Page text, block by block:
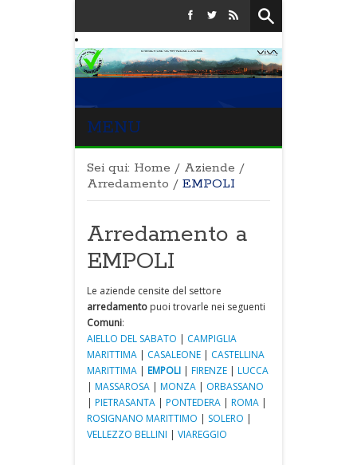
MENU
Sei qui: Home / Aziende /
Arredamento / EMPOLI
Arredamento a
EMPOLI
Le aziende censite del settore
arredamento puoi trovarle nei seguenti
Comuni:
AIELLO DEL SABATO | CAMPIGLIA
MARITTIMA | CASALEONE | CASTELLINA
MARITTIMA | EMPOLI | FIRENZE | LUCCA
| MASSAROSA | MONZA | ORBASSANO
| PIETRASANTA | PONTEDERA | ROMA |
ROSIGNANO MARITTIMO | SOLERO |
VELLEZZO BELLINI | VIAREGGIO